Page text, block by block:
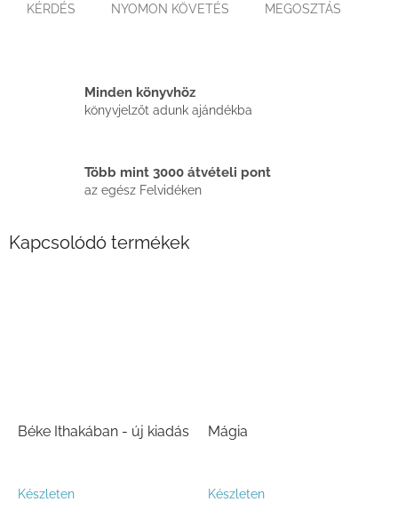
KÉRDÉS NYOMON KÖVETÉS MEGOSZTÁS
Minden könyvhöz
könyvjelzőt adunk ajándékba
Több mint 3000 átvételi pont
az egész Felvidéken
Kapcsolódó termékek
Béke Ithakában - új kiadás
Készleten
Mágia
Készleten